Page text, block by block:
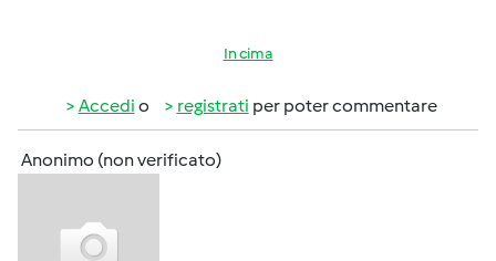
In cima
Accedi o registrati per poter commentare
Anonimo (non verificato)